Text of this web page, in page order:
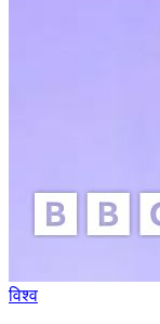
विश्व